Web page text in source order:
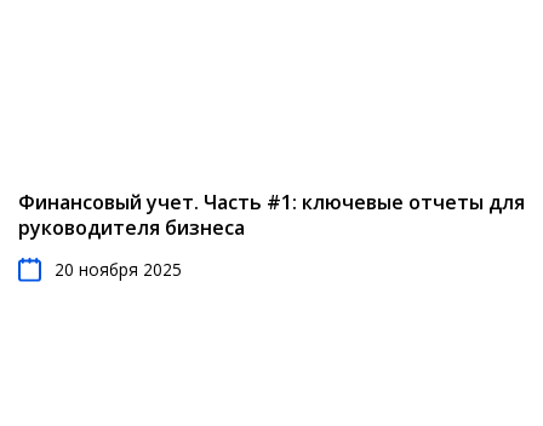
Финансовый учет. Часть #1: ключевые отчеты для
руководителя бизнеса
20 ноября 2025